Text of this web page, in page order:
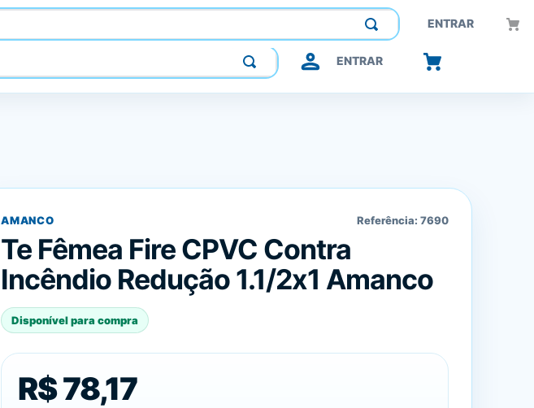
ENTRAR
Construindo confiança, inovando o futuro.
ENTRAR
AMANCO Referência: 7690
Te Fêmea Fire CPVC Contra
Incêndio Redução 1.1/2x1 Amanco
Disponível para compra
R$ 78,17